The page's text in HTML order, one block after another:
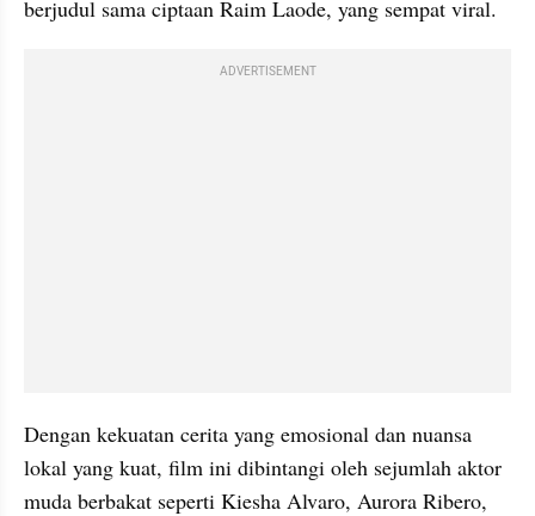
berjudul sama ciptaan Raim Laode, yang sempat viral.
ADVERTISEMENT
Dengan kekuatan cerita yang emosional dan nuansa
lokal yang kuat, film ini dibintangi oleh sejumlah aktor
muda berbakat seperti Kiesha Alvaro, Aurora Ribero,